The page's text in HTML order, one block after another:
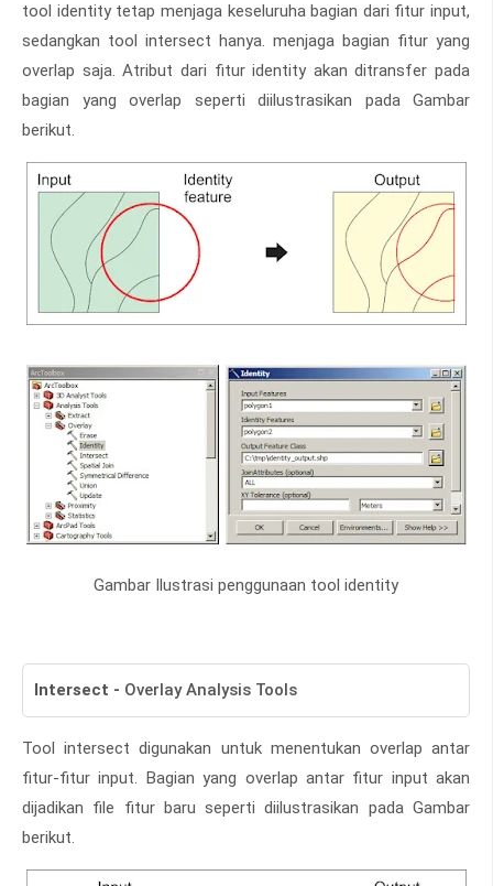
tool identity tetap menjaga keseluruha bagian dari fitur input,
sedangkan tool intersect hanya. menjaga bagian fitur yang
overlap saja. Atribut dari fitur identity akan ditransfer pada
bagian yang overlap seperti diilustrasikan pada Gambar
berikut.
Gambar Ilustrasi penggunaan tool identity
Intersect - Overlay Analysis Tools
Tool intersect digunakan untuk menentukan overlap antar
fitur-fitur input. Bagian yang overlap antar fitur input akan
dijadikan file fitur baru seperti diilustrasikan pada Gambar
berikut.